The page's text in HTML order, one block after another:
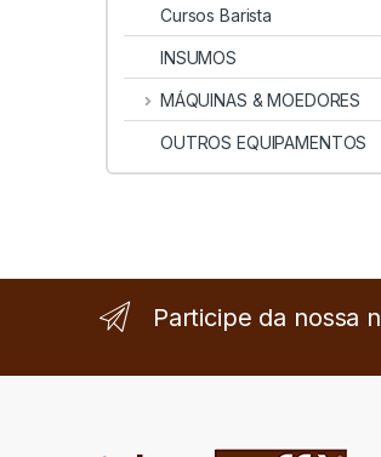
Cursos Barista
INSUMOS
MÁQUINAS & MOEDORES
OUTROS EQUIPAMENTOS
Participe da nossa